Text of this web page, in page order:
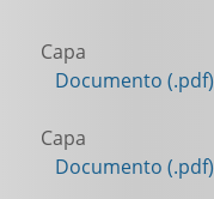
Capa
Documento (.pdf)
Capa
Documento (.pdf)